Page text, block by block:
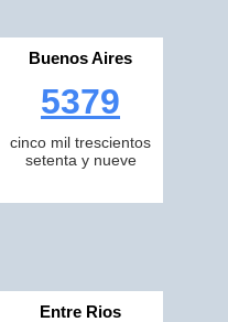
Buenos Aires
5379
cinco mil trescientos
setenta y nueve
Entre Rios